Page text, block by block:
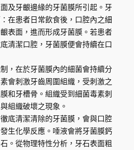
及牙齦邊緣的牙菌膜所引起。牙
在患者日常飲食後，口腔內之細
表面，進而形成牙菌膜。若患者
清潔口腔，牙菌膜便會持續在口
，在於牙菌膜內的細菌會持續分
會刺激牙齒周圍組織，受刺激之
和牙槽骨。組織受到細菌毒素刺
組織破壞之現象。
底清潔清除的牙菌膜，會與口腔
生化學反應。唾液會將牙菌膜鈣
。從物理特性分析，牙石表面粗